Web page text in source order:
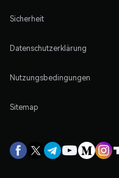
Sicherheit
Datenschutzerklärung
Nutzungsbedingungen
Sitemap